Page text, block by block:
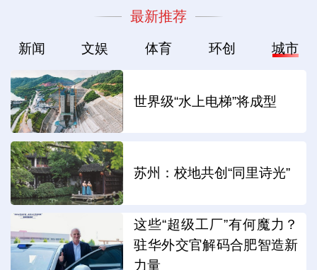
最新推荐
新闻 文娱 体育 环创 城市
世界级“水上电梯”将成型
苏州：校地共创“同里诗光”
这些“超级工厂”有何魔力？
驻华外交官解码合肥智造新
力量